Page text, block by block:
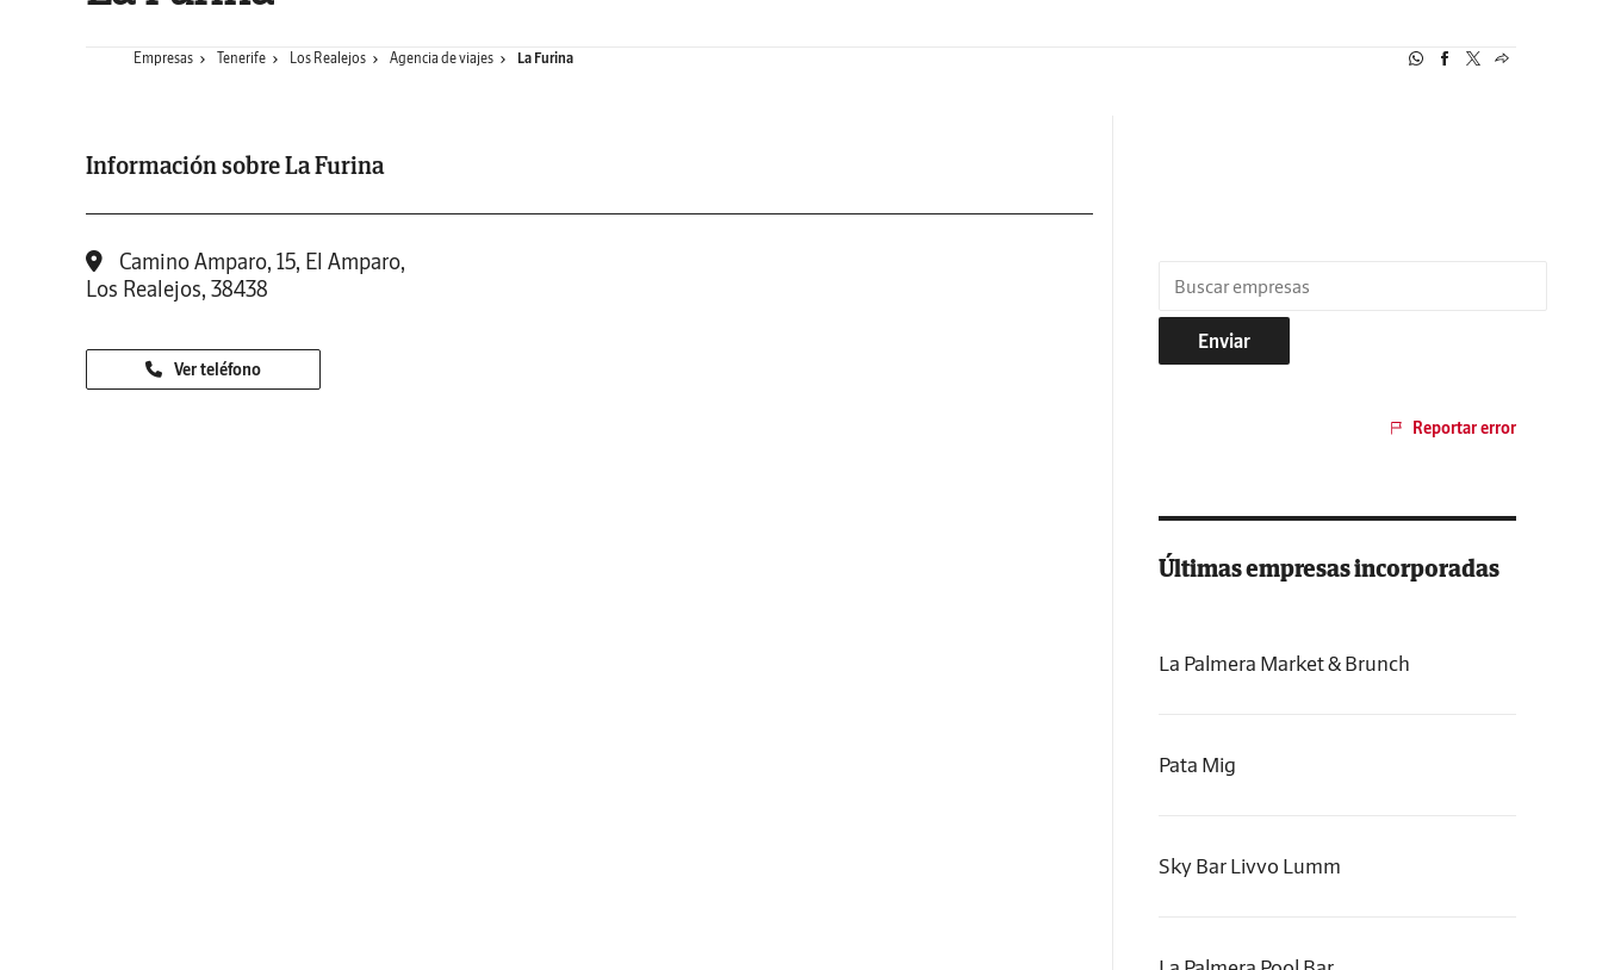
Empresas Tenerife Los Realejos Agencia de viajes La Furina
Información sobre La Furina
Camino Amparo, 15, El Amparo,
Los Realejos, 38438
Ver teléfono
Enviar
Reportar error
Últimas empresas incorporadas
La Palmera Market & Brunch
Pata Mig
Sky Bar Livvo Lumm